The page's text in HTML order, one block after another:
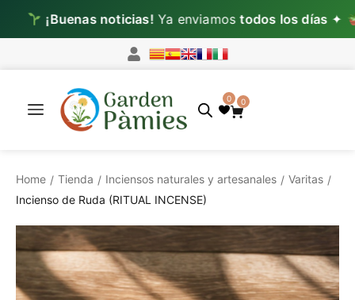
¡Buenas noticias!Ya enviamostodos los días✦
0 0
Home / Tienda / Inciensos naturales y artesanales / Varitas /
Incienso de Ruda (RITUAL INCENSE)